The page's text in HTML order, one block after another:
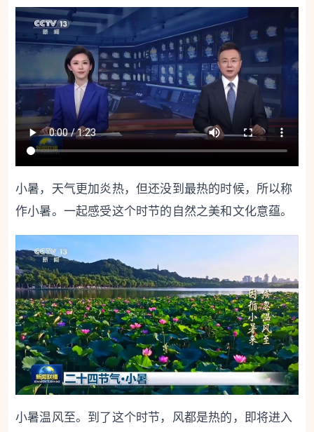
小暑，天气更加炎热，但还没到最热的时候，所以称
作小暑。一起感受这个时节的自然之美和文化意蕴。
小暑温风至。到了这个时节，风都是热的，即将进入